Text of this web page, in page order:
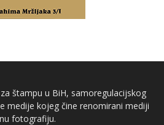
štampu u BiH, samoregulacijskog
medije kojeg čine renomirani mediji
fotografiju.